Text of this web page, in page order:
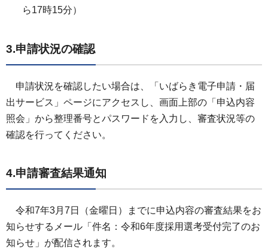
ら17時15分）
3.申請状況の確認
申請状況を確認したい場合は、「いばらき電子申請・届
出サービス」ページにアクセスし、画面上部の「申込内容
照会」から整理番号とパスワードを入力し、審査状況等の
確認を行ってください。
4.申請審査結果通知
令和7年3月7日（金曜日）までに申込内容の審査結果をお
知らせするメール「件名：令和6年度採用選考受付完了のお
知らせ」が配信されます。